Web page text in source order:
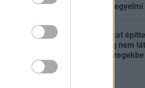
magyarországi
Olyan csatahajókat
amilyeneket még nem
csillagászati
flotta